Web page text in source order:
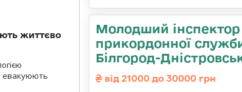
життєво
евакуюють
Молодший інспектор
прикордонної
Білгород-
від 21000 до 30000 грн